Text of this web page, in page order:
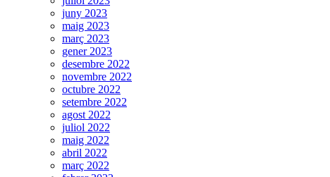
juny 2023
maig 2023
març 2023
gener 2023
desembre 2022
novembre 2022
octubre 2022
setembre 2022
agost 2022
juliol 2022
maig 2022
abril 2022
març 2022